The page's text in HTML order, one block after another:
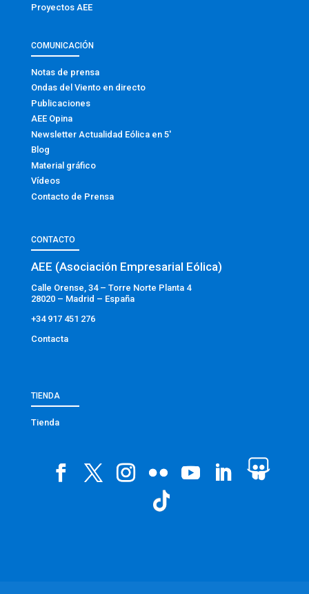
Proyectos AEE
COMUNICACIÓN
Notas de prensa
Ondas del Viento en directo
Publicaciones
AEE Opina
Newsletter Actualidad Eólica en 5′
Blog
Material gráfico
Vídeos
Contacto de Prensa
CONTACTO
AEE (Asociación Empresarial Eólica)
Calle Orense, 34 – Torre Norte Planta 4
28020 – Madrid – España
+34 917 451 276
Contacta
TIENDA
Tienda